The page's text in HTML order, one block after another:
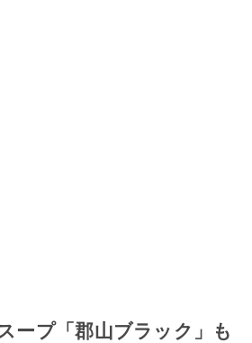
ープ「郡山ブラック」も